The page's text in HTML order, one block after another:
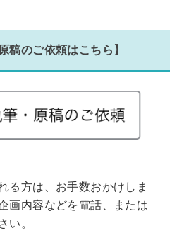
稿のご依頼はこちら】
る方は、お手数おかけしま
画内容などを電話、または
い。